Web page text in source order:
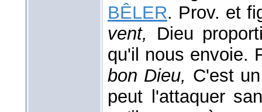
BÊLER. Prov. et
vent, Dieu
qu'il nous envoie.
bon Dieu, C'est
peut l'attaquer